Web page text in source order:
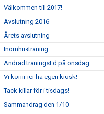
Välkommen till 2017!
Avslutning 2016
Årets avslutning
Inomhusträning.
Ändrad träningstid på onsdag.
Vi kommer ha egen kiosk!
Tack killar för i tisdags!
Sammandrag den 1/10